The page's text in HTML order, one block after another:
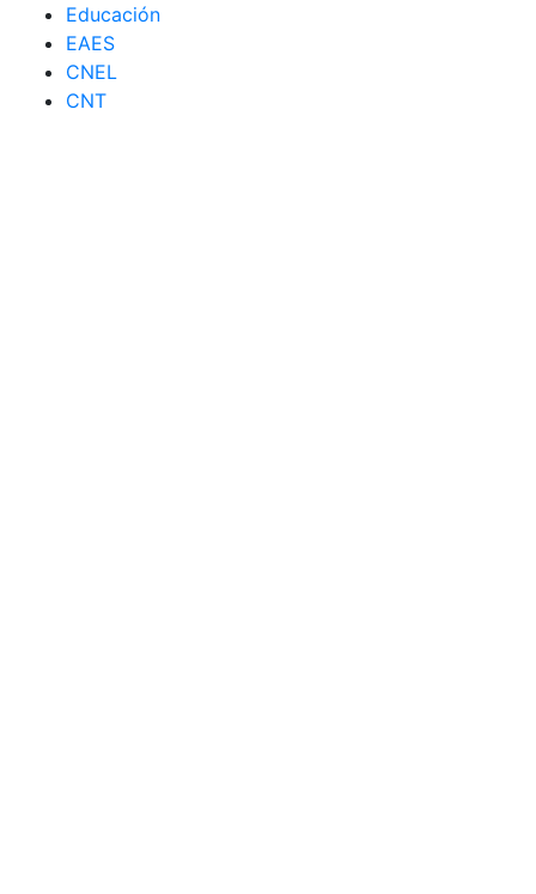
Educación
EAES
CNEL
CNT